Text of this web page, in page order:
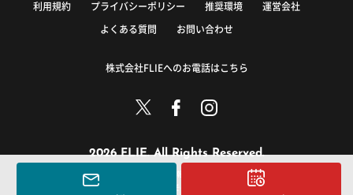
利用規約 プライバシーポリシー 推奨環境 運営会社
よくある質問 お問い合わせ
株式会社FLIEへのお電話はこちら
2026 FLIE. All Rights Reserved.
このサイトに掲載している情報の無断転載を禁止します。
著作権は株式会社FLIEまたはその情報提供者に帰属します。